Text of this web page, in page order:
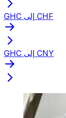
GHC إلى CHF
GHC إلى CNY